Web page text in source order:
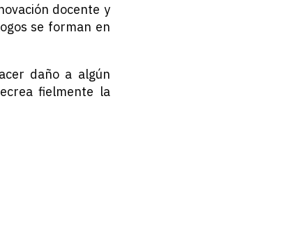
docente y
se forman en
daño a algún
fielmente la